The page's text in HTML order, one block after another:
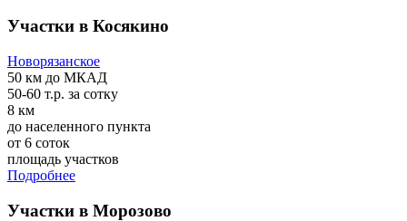
Участки в Косякино
Новорязанское
50 км до МКАД
50-60 т.р. за сотку
8 км
до населенного пункта
от 6 соток
площадь участков
Подробнее
Участки в Морозово